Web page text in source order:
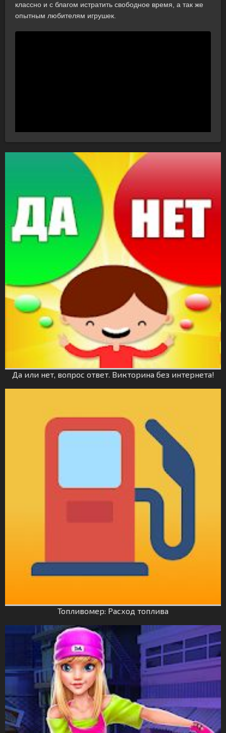
классно и с благом истратить свободное время, а так же
опытным любителям игрушек.
Да или нет, вопрос ответ. Викторина без интернета!
Топливомер: Расход топлива